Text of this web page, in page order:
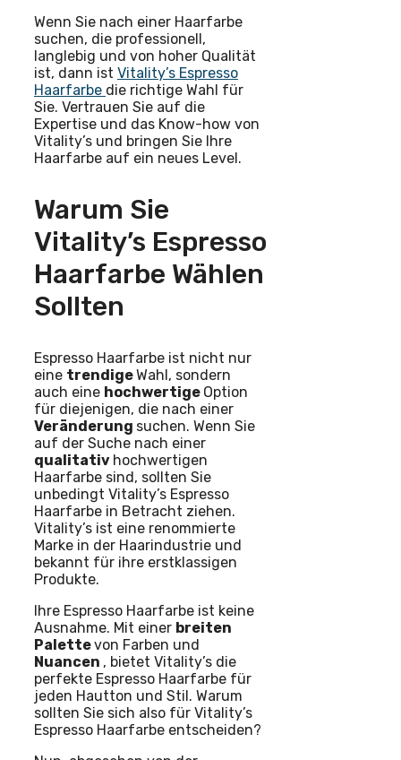
Wenn Sie nach einer Haarfarbe
suchen, die professionell,
langlebig und von hoher Qualität
ist, dann ist Vitality’s Espresso
Haarfarbe die richtige Wahl für
Sie. Vertrauen Sie auf die
Expertise und das Know-how von
Vitality’s und bringen Sie Ihre
Haarfarbe auf ein neues Level.
Warum Sie
Vitality’s Espresso
Haarfarbe Wählen
Sollten
Espresso Haarfarbe ist nicht nur
eine trendigeWahl, sondern
auch eine hochwertige Option
für diejenigen, die nach einer
Veränderung suchen. Wenn Sie
auf der Suche nach einer
qualitativ hochwertigen
Haarfarbe sind, sollten Sie
unbedingt Vitality’s Espresso
Haarfarbe in Betracht ziehen.
Vitality’s ist eine renommierte
Marke in der Haarindustrie und
bekannt für ihre erstklassigen
Produkte.
Ihre Espresso Haarfarbe ist keine
Ausnahme. Mit einer breiten
Palettevon Farben und
Nuancen , bietet Vitality’s die
perfekte Espresso Haarfarbe für
jeden Hautton und Stil. Warum
sollten Sie sich also für Vitality’s
Espresso Haarfarbe entscheiden?